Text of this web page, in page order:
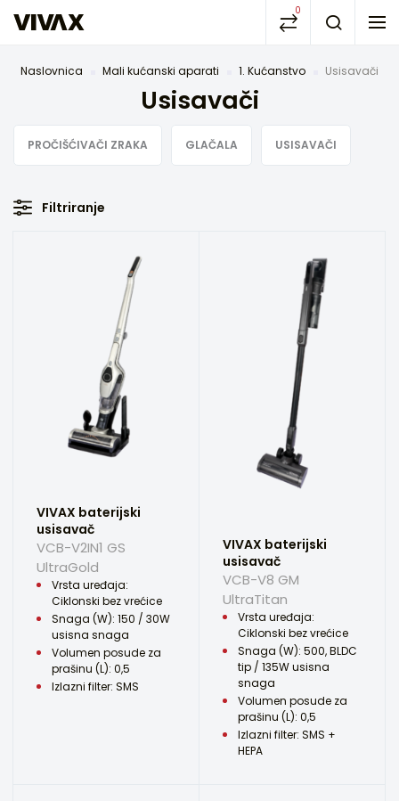
0
Naslovnica Mali kućanski aparati 1. Kućanstvo Usisavači
Usisavači
PROČIŠĆIVAČI ZRAKA GLAČALA USISAVAČI
Filtriranje
VIVAX baterijski
usisavač
VCB-V2IN1 GS
UltraGold
Vrsta uređaja:
Ciklonski bez vrećice
Snaga (W): 150 / 30W
usisna snaga
Volumen posude za
prašinu (L): 0,5
Izlazni filter: SMS
VIVAX baterijski
usisavač
VCB-V8 GM
UltraTitan
Vrsta uređaja:
Ciklonski bez vrećice
Snaga (W): 500, BLDC
tip / 135W usisna
snaga
Volumen posude za
prašinu (L): 0,5
Izlazni filter: SMS +
HEPA